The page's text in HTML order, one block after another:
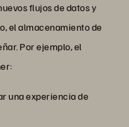
flujos de datos y
el almacenamiento de
Por ejemplo, el
una experiencia de